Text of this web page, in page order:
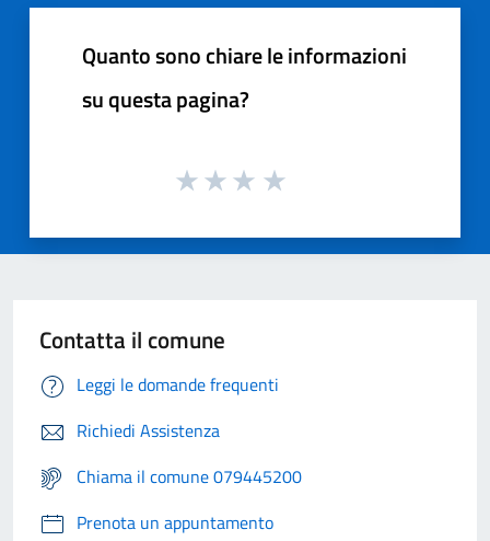
Quanto sono chiare le informazioni
su questa pagina?
Contatta il comune
Leggi le domande frequenti
Richiedi Assistenza
Chiama il comune 079445200
Prenota un appuntamento